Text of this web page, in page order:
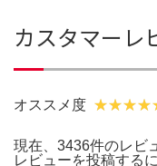
カスタマーレ
オススメ度
現在、3436件のレビ
レビューを投稿する